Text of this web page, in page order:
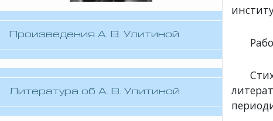
Произведения А. В. Улитиной
Литература об А. В. Улитиной